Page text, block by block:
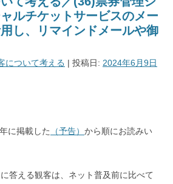
ルチケットサービスのメー
し、リマインドメールや御
について考える | 投稿日: 2024年6月9日
に掲載した （予告） から順にお読みい
答える観客は、ネット普及前に比べて